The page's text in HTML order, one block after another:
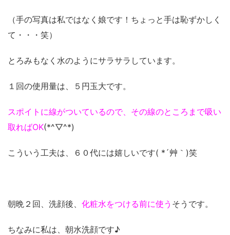
（手の写真は私ではなく娘です！ちょっと手は恥ずかしく
て・・・笑）
とろみもなく水のようにサラサラしています。
１回の使用量は、５円玉大です。
スポイトに線がついているので、その線のところまで吸い
取ればOK(*^▽^*)
こういう工夫は、６０代には嬉しいです( *´艸｀)笑
朝晩２回、洗顔後、 化粧水をつける前に使う そうです。
ちなみに私は、朝水洗顔です♪